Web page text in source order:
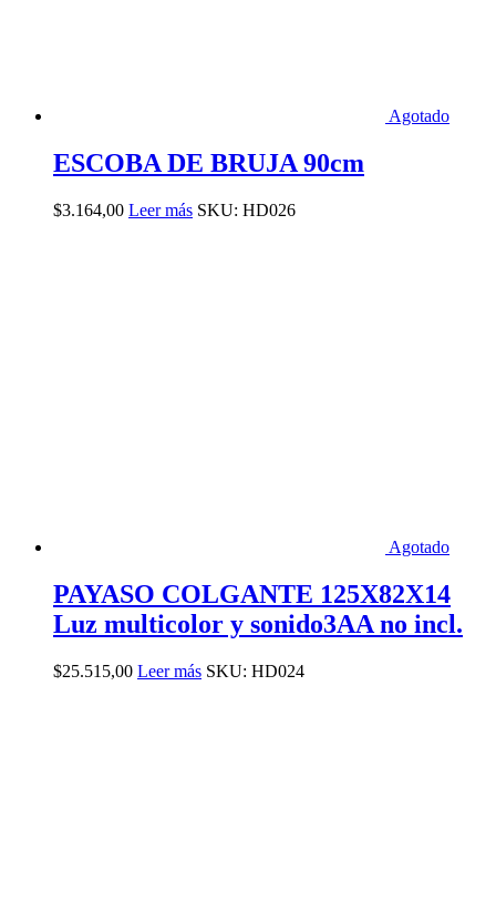
Agotado
ESCOBA DE BRUJA 90cm
$3.164,00 Leer más SKU: HD026
Agotado
PAYASO COLGANTE 125X82X14
Luz multicolor y sonido3AA no incl.
$25.515,00 Leer más SKU: HD024